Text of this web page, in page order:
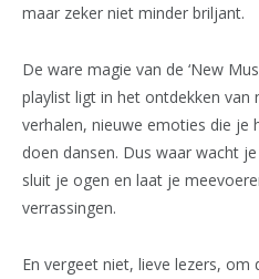
maar zeker niet minder briljant.
De ware magie van de ‘New
playlist ligt in het ontdekken van
verhalen, nieuwe emoties die je
doen dansen. Dus waar wacht
sluit je ogen en laat je
verrassingen.
En vergeet niet, lieve lezers, om